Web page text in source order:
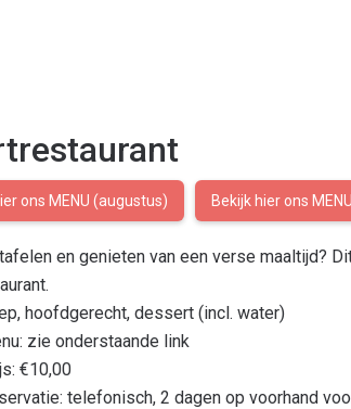
ons MENU (augustus) Bekijk hier ons
en genieten van een verse maaltijd?
dessert (incl. water)
onderstaande link
telefonisch, 2 dagen op voorhand